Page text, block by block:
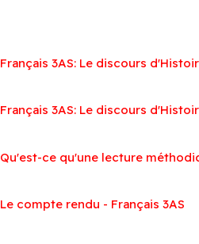
Français 3AS: Le discours
Français 3AS: Le discours
Qu'est-ce qu'une lecture
Le compte rendu - Français 3AS